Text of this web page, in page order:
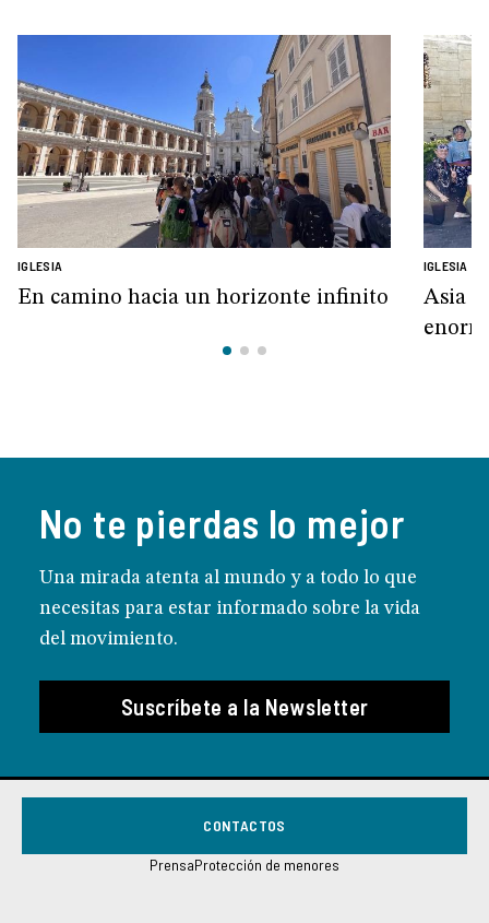
IGLESIA
En camino hacia un horizonte infinito
IGLESIA
Asia y
No te pierdas lo mejor
Una mirada atenta al mundo y a todo lo que
necesitas para estar informado sobre la vida
del movimiento.
Suscríbete a la Newsletter
CONTACTOS
PrensaProtección de menores